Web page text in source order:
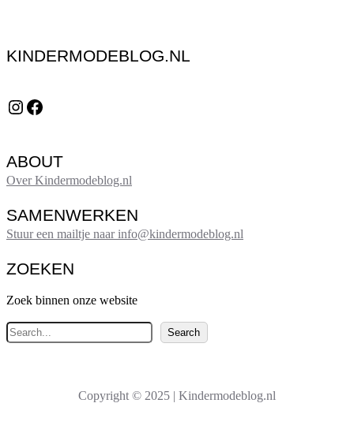
KINDERMODEBLOG.NL
Instagram Facebook
ABOUT
Over Kindermodeblog.nl
SAMENWERKEN
Stuur een mailtje naar info@kindermodeblog.nl
ZOEKEN
Zoek binnen onze website
Z
o
e
Search
Copyright © 2025 | Kindermodeblog.nl